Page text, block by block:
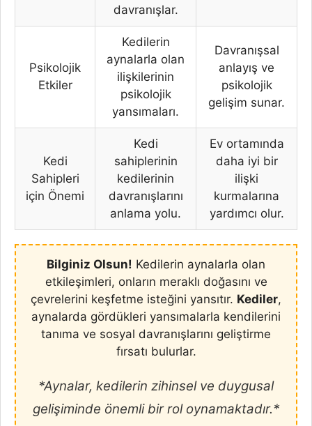
davranışlar.
Psikolojik
Etkiler
Kedilerin
aynalarla olan
ilişkilerinin
psikolojik
yansımaları.
Davranışsal
anlayış ve
psikolojik
gelişim sunar.
Kedi
Sahipleri
için Önemi
Kedi
sahiplerinin
kedilerinin
davranışlarını
anlama yolu.
Ev ortamında
daha iyi bir
ilişki
kurmalarına
yardımcı olur.
Bilginiz Olsun! Kedilerin aynalarla olan
etkileşimleri, onların meraklı doğasını ve
çevrelerini keşfetme isteğini yansıtır. Kediler,
aynalarda gördükleri yansımalarla kendilerini
tanıma ve sosyal davranışlarını geliştirme
fırsatı bulurlar.
*Aynalar, kedilerin zihinsel ve duygusal
gelişiminde önemli bir rol oynamaktadır.*